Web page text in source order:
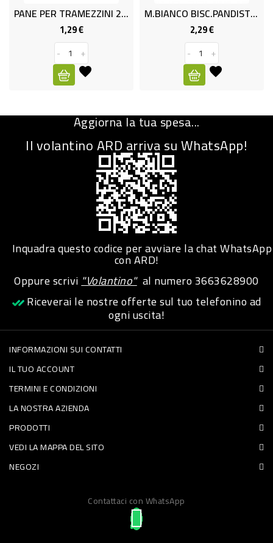
CURA
IGIENICO
SANITARI
PERSONA
PUERICULTURA
PET
PET
FOOD
FRESCHI
PIATTI
PRONTI
E
CONDIMENTI
PANE PER TRAMEZZINI 250gr SFOR
1,29 €Prezzo
-
+
M.BIANCO BISC.PANDISTELLE GR.350
2,29 €Prezzo
-
+
Aggiorna la tua spesa...
Il volantino ARD arriva su WhatsApp!
Inquadra questo codice per avviare la chat WhatsApp
con ARD!
Oppure scrivi"Volantino"al numero3663628900
Riceverai le nostre offerte sul tuo telefonino ad
ogni uscita!
INFORMAZIONI SUI CONTATTI
IL TUO ACCOUNT
TERMINI E CONDIZIONI
LA NOSTRA AZIENDA
PRODOTTI
VEDI LA MAPPA DEL SITO
NEGOZI
Contattaci con WhatsApp